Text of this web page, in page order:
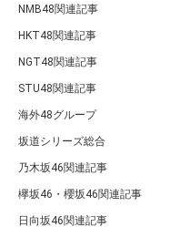
NMB48関連記事
HKT48関連記事
NGT48関連記事
STU48関連記事
海外48グループ
坂道シリーズ総合
乃木坂46関連記事
欅坂46・櫻坂46関連記事
日向坂46関連記事